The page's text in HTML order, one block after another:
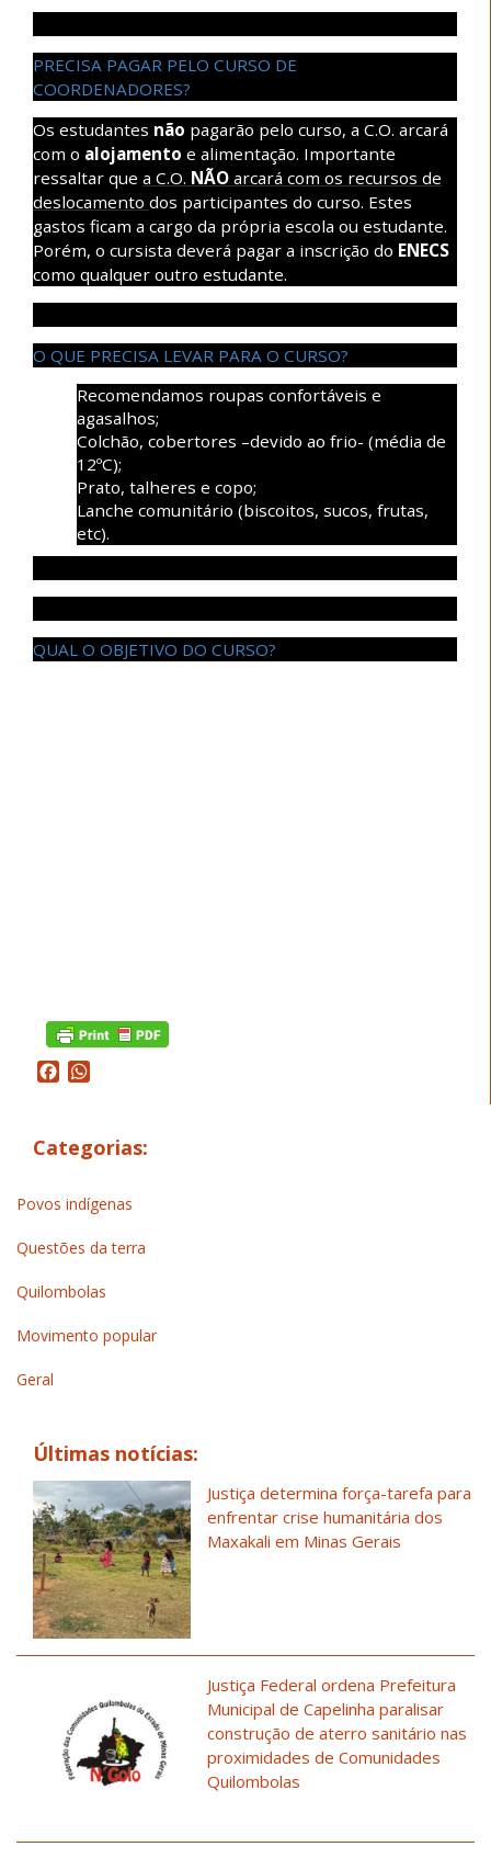
PRECISA PAGAR PELO CURSO DE
COORDENADORES?
Os estudantes não pagarão pelo curso, a C.O. arcará
com o alojamento e alimentação. Importante
ressaltar que a C.O. NÃO arcará com os recursos de
deslocamento dos participantes do curso. Estes
gastos ficam a cargo da própria escola ou estudante.
Porém, o cursista deverá pagar a inscrição do ENECS
como qualquer outro estudante.
O QUE PRECISA LEVAR PARA O CURSO?
Recomendamos roupas confortáveis e
agasalhos;
Colchão, cobertores –devido ao frio- (média de
12ºC);
Prato, talheres e copo;
Lanche comunitário (biscoitos, sucos, frutas,
etc).
QUAL O OBJETIVO DO CURSO?
Facebook
Categorias:
Povos indígenas
Questões da terra
Quilombolas
Movimento popular
Geral
Últimas notícias:
Justiça determina força-tarefa para
enfrentar crise humanitária dos
Maxakali em Minas Gerais
Justiça Federal ordena Prefeitura
Municipal de Capelinha paralisar
construção de aterro sanitário nas
proximidades de Comunidades
Quilombolas